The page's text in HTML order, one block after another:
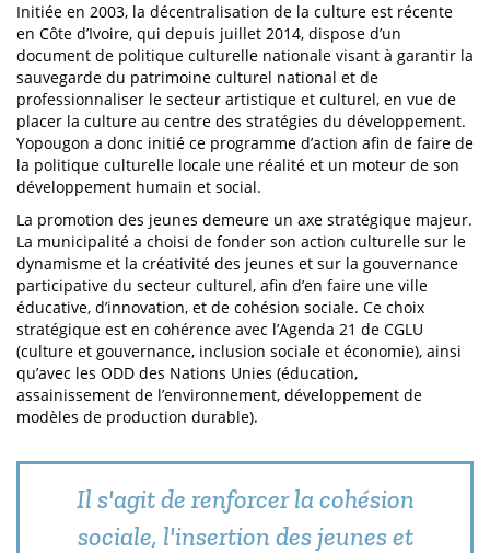
Initiée en 2003, la décentralisation de la culture est récente
en Côte d’Ivoire, qui depuis juillet 2014, dispose d’un
document de politique culturelle nationale visant à garantir la
sauvegarde du patrimoine culturel national et de
professionnaliser le secteur artistique et culturel, en vue de
placer la culture au centre des stratégies du développement.
Yopougon a donc initié ce programme d’action afin de faire de
la politique culturelle locale une réalité et un moteur de son
développement humain et social.
La promotion des jeunes demeure un axe stratégique majeur.
La municipalité a choisi de fonder son action culturelle sur le
dynamisme et la créativité des jeunes et sur la gouvernance
participative du secteur culturel, afin d’en faire une ville
éducative, d’innovation, et de cohésion sociale. Ce choix
stratégique est en cohérence avec l’Agenda 21 de CGLU
(culture et gouvernance, inclusion sociale et économie), ainsi
qu’avec les ODD des Nations Unies (éducation,
assainissement de l’environnement, développement de
modèles de production durable).
Il s'agit de renforcer la cohésion
sociale, l'insertion des jeunes et